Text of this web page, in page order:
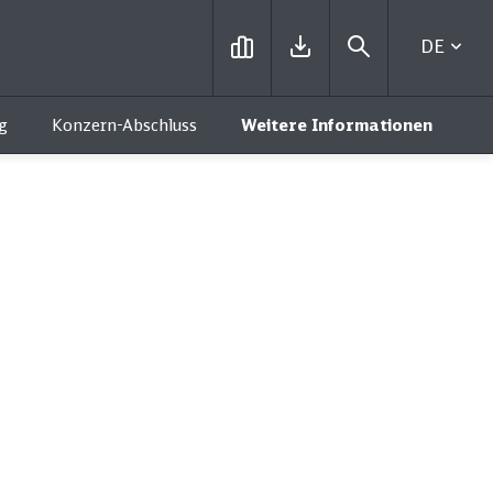
Konzern-Abschluss Weitere Informationen